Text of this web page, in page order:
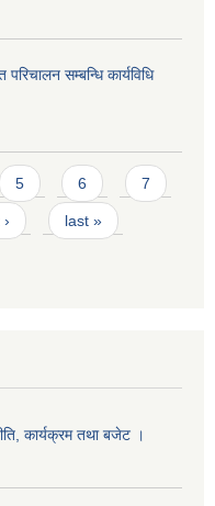
सम्बन्धि कार्यविधि
5 6 7
last »
कार्यक्रम तथा बजेट ।